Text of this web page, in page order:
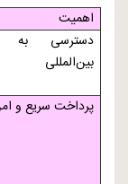
اهمیت
دسترسی به
بین‌المللی
پرداخت سریع و